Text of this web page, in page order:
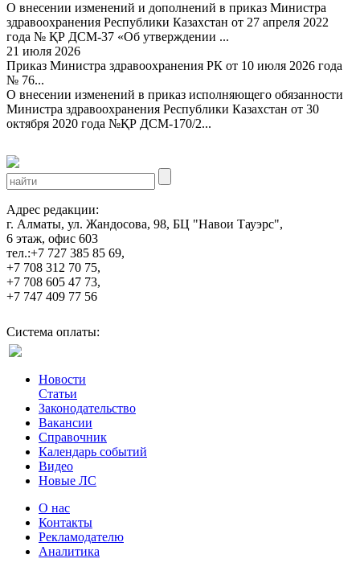
О внесении изменений и дополнений в приказ Министра
здравоохранения Республики Казахстан от 27 апреля 2022
года № ҚР ДСМ-37 «Об утверждении ...
21 июля 2026
Приказ Министра здравоохранения РК от 10 июля 2026 года
№ 76...
О внесении изменений в приказ исполняющего обязанности
Министра здравоохранения Республики Казахстан от 30
октября 2020 года №ҚР ДСМ-170/2...
Адрес редакции:
г. Алматы, ул. Жандосова, 98, БЦ "Навои Тауэрс",
6 этаж, офис 603
тел.:+7 727 385 85 69,
+7 708 312 70 75,
+7 708 605 47 73,
+7 747 409 77 56
Система оплаты:
Новости
Статьи
Законодательство
Вакансии
Справочник
Календарь событий
Видео
Новые ЛС
О нас
Контакты
Рекламодателю
Аналитика